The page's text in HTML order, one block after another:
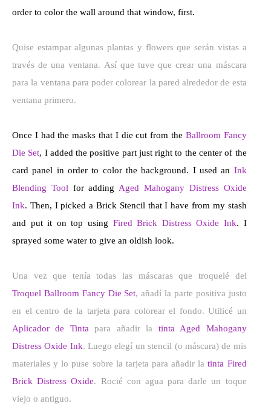
order to color the wall around that window, first.
Quise estampar algunas plantas y flowers que serán vistas a
través de una ventana. Así que tuve que crear una máscara
para la ventana para poder colorear la pared alrededor de esta
ventana primero.
Once I had the masks that I die cut from the Ballroom Fancy
Die Set, I added the positive part just right to the center of the
card panel in order to color the background. I used an Ink
Blending Tool for adding Aged Mahogany Distress Oxide
Ink. Then, I picked a Brick Stencil that I have from my stash
and put it on top using Fired Brick Distress Oxide Ink. I
sprayed some water to give an oldish look.
Una vez que tenía todas las máscaras que troquelé del
Troquel Ballroom Fancy Die Set, añadí la parte positiva justo
en el centro de la tarjeta para colorear el fondo. Utilicé un
Aplicador de Tinta para añadir la tinta Aged Mahogany
Distress Oxide Ink. Luego elegí un stencil (o máscara) de mis
materiales y lo puse sobre la tarjeta para añadir latinta Fired
Brick Distress Oxide. Rocié con agua para darle un toque
viejo o antiguo.